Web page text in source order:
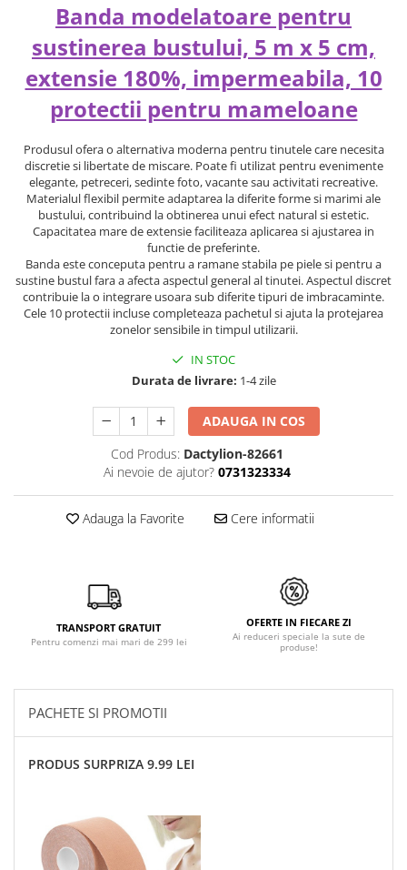
Banda modelatoare pentru
sustinerea bustului, 5 m x 5 cm,
extensie 180%, impermeabila, 10
protectii pentru mameloane
Produsul ofera o alternativa moderna pentru tinutele care necesita
discretie si libertate de miscare. Poate fi utilizat pentru evenimente
elegante, petreceri, sedinte foto, vacante sau activitati recreative.
Materialul flexibil permite adaptarea la diferite forme si marimi ale
bustului, contribuind la obtinerea unui efect natural si estetic.
Capacitatea mare de extensie faciliteaza aplicarea si ajustarea in
functie de preferinte.
Banda este conceputa pentru a ramane stabila pe piele si pentru a
sustine bustul fara a afecta aspectul general al tinutei. Aspectul discret
contribuie la o integrare usoara sub diferite tipuri de imbracaminte.
Cele 10 protectii incluse completeaza pachetul si ajuta la protejarea
zonelor sensibile in timpul utilizarii.
IN STOC
Durata de livrare: 1-4 zile
ADAUGA IN COS
Cod Produs: Dactylion-82661
Ai nevoie de ajutor? 0731323334
Adauga la Favorite Cere informatii
TRANSPORT GRATUIT
Pentru comenzi mai mari de 299 lei
OFERTE IN FIECARE ZI
Ai reduceri speciale la sute de
produse!
PACHETE SI PROMOTII
PRODUS SURPRIZA 9.99 LEI